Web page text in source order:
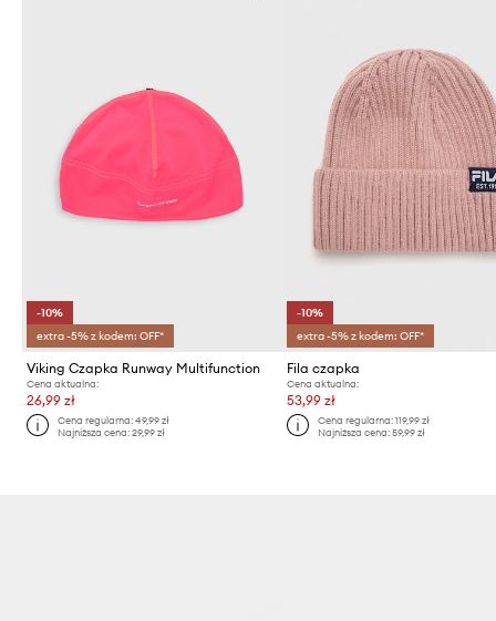
-10%
extra -5% z kodem: OFF*
Viking Czapka Runway Multifunction
Cena aktualna:
26,99 zł
Cena regularna:49,99 zł
Najniższa cena:29,99 zł
-10%
extra -5% z kodem: OFF*
Fila czapka
Cena aktualna:
53,99 zł
Cena regularna: 119,99 zł
Najniższa cena: 59,99 zł